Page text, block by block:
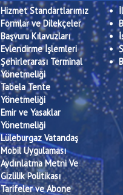
Hizmet Standartlarımız
Formlar ve Dilekçeler
Başvuru Kılavuzları
Evlendirme İşlemleri
Şehirlerarası Terminal
Yönetmeliği
Tabela Tente
Yönetmeliği
Emir ve Yasaklar
Yönetmeliği
Lüleburgaz Vatandaş
Mobil Uygulaması
Aydınlatma Metni Ve
Gizlilik Politikası
Tarifeler ve Abone